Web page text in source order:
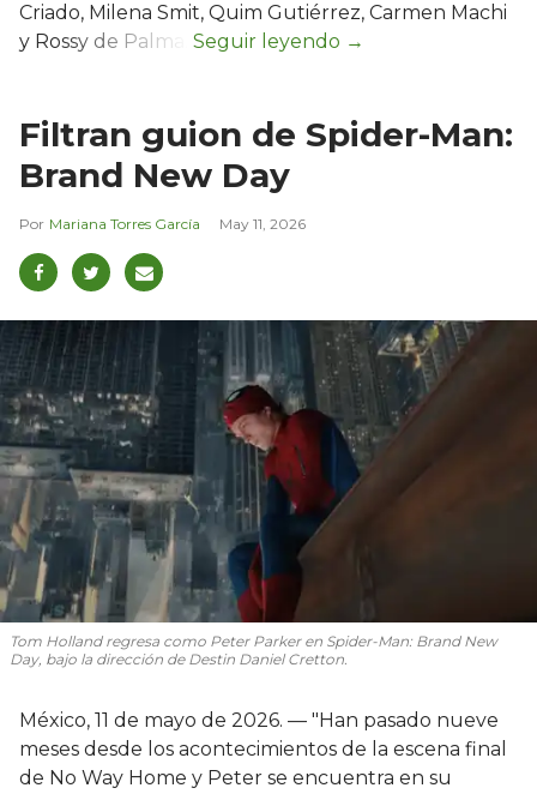
Criado, Milena Smit, Quim Gutiérrez, Carmen Machi
y Rossy de Palma.
Filtran guion de Spider-Man:
Brand New Day
Mariana Torres García May 11, 2026
Tom Holland regresa como Peter Parker en Spider-Man: Brand New
Day, bajo la dirección de Destin Daniel Cretton.
México, 11 de mayo de 2026. — "Han pasado nueve
meses desde los acontecimientos de la escena final
de No Way Home y Peter se encuentra en su